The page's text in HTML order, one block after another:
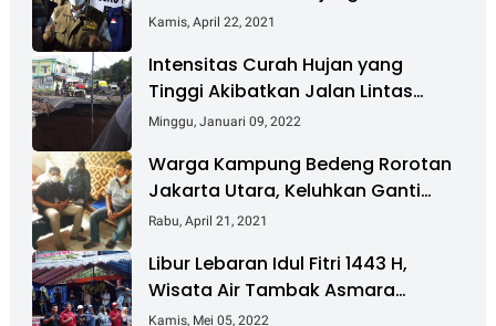
Kebakaran Dan Salurkan Bantuan
Kamis, April 22, 2021
Intensitas Curah Hujan yang
Tinggi Akibatkan Jalan Lintas
Sumatera Nyaris Putus
Minggu, Januari 09, 2022
Warga Kampung Bedeng Rorotan
Jakarta Utara, Keluhkan Ganti
Rugi Pembebasan Lahan Tol
Rabu, April 21, 2021
Libur Lebaran Idul Fitri 1443 H,
Wisata Air Tambak Asmara
Kotabaru Dipadati Ribuan
Kamis, Mei 05, 2022